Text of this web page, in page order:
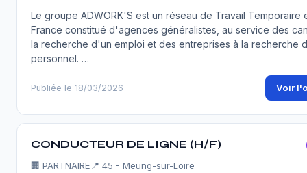
Le groupe ADWORK'S est un réseau de Travail Temporaire
France constitué d'agences généralistes, au service des
la recherche d'un emploi et des entreprises à la recherche
personnel. …
Publiée le 18/03/2026 Voir
CONDUCTEUR DE LIGNE (H/F)
🏢 PARTNAIRE 📍 45 - Meung-sur-Loire